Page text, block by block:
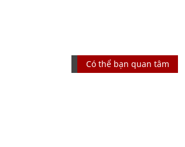
Có thể bạn quan tâm